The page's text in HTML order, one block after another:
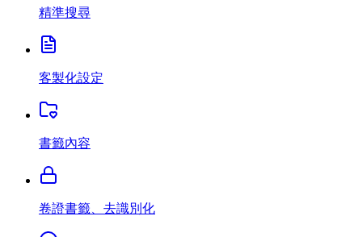
精準搜尋
客製化設定
書籤內容
卷證書籤、去識別化